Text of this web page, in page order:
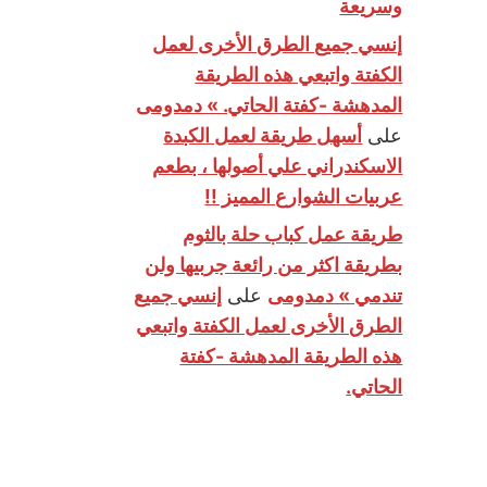
وسريعة
إنسي جميع الطرق الأخرى لعمل
الكفتة واتبعي هذه الطريقة
المدهشة -كفتة الحاتي. » دمدومى
على أسهل طريقة لعمل الكبدة
الاسكندراني علي أصولها ، بطعم
عربيات الشوارع المميز !!
طريقة عمل كباب حلة بالثوم
بطريقة اكثر من رائعة جربيها ولن
تندمي » دمدومى على إنسي جميع
الطرق الأخرى لعمل الكفتة واتبعي
هذه الطريقة المدهشة -كفتة
الحاتي.